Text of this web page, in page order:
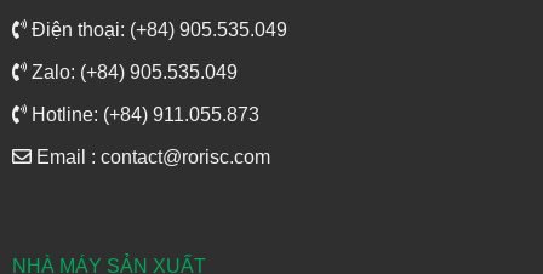
Điện thoại: (+84) 905.535.049
Zalo: (+84) 905.535.049
Hotline: (+84) 911.055.873
Email : contact@rorisc.com
NHÀ MÁY SẢN XUẤT